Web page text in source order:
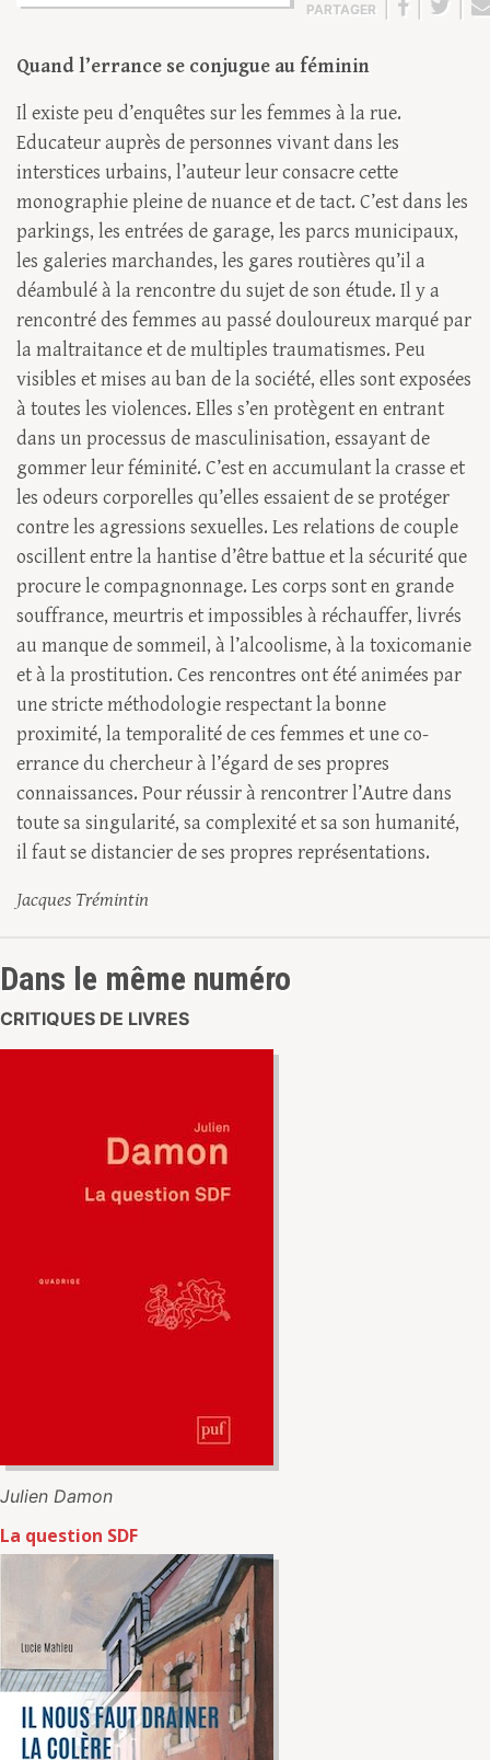
PARTAGER
Quand l’errance se conjugue au féminin
Il existe peu d’enquêtes sur les femmes à la rue.
Educateur auprès de personnes vivant dans les
interstices urbains, l’auteur leur consacre cette
monographie pleine de nuance et de tact. C’est dans les
parkings, les entrées de garage, les parcs municipaux,
les galeries marchandes, les gares routières qu’il a
déambulé à la rencontre du sujet de son étude. Il y a
rencontré des femmes au passé douloureux marqué par
la maltraitance et de multiples traumatismes. Peu
visibles et mises au ban de la société, elles sont exposées
à toutes les violences. Elles s’en protègent en entrant
dans un processus de masculinisation, essayant de
gommer leur féminité. C’est en accumulant la crasse et
les odeurs corporelles qu’elles essaient de se protéger
contre les agressions sexuelles. Les relations de couple
oscillent entre la hantise d’être battue et la sécurité que
procure le compagnonnage. Les corps sont en grande
souffrance, meurtris et impossibles à réchauffer, livrés
au manque de sommeil, à l’alcoolisme, à la toxicomanie
et à la prostitution. Ces rencontres ont été animées par
une stricte méthodologie respectant la bonne
proximité, la temporalité de ces femmes et une co-
errance du chercheur à l’égard de ses propres
connaissances. Pour réussir à rencontrer l’Autre dans
toute sa singularité, sa complexité et sa son humanité,
il faut se distancier de ses propres représentations.
Jacques Trémintin
Dans le même numéro
CRITIQUES DE LIVRES
Julien Damon
La question SDF